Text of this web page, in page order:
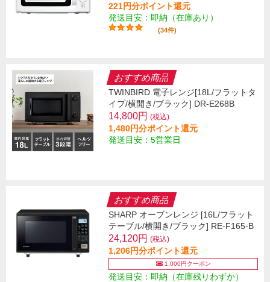
221円分ポイント還元
発送目安：即納（在庫あり）
(34件)
おすすめ商品
TWINBIRD 電子レンジ[18L/フラットタ
イプ/横開き/ブラック] DR-E268B
14,800円 (税込)
1,480円分ポイント還元
発送目安：5営業日
おすすめ商品
SHARP オーブンレンジ [16L/フラット
テーブル/横開き/ブラック] RE-F165-B
24,120円 (税込)
1,206円分ポイント還元
1,000円クーポン
発送目安：即納（在庫残りわずか）